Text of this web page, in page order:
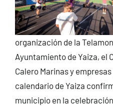
organización de la
Ayuntamiento de Yaiza, el
Calero Marinas y
calendario de Yaiza
municipio en la